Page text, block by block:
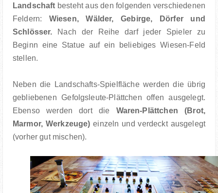
Landschaft besteht aus den folgenden verschiedenen
Feldern: Wiesen, Wälder, Gebirge, Dörfer und
Schlösser. Nach der Reihe darf jeder Spieler zu
Beginn eine Statue auf ein beliebiges Wiesen-Feld
stellen.
Neben die Landschafts-Spielfläche werden die übrig
gebliebenen Gefolgsleute-Plättchen offen ausgelegt.
Ebenso werden dort die Waren-Plättchen (Brot,
Marmor, Werkzeuge) einzeln und verdeckt ausgelegt
(vorher gut mischen).